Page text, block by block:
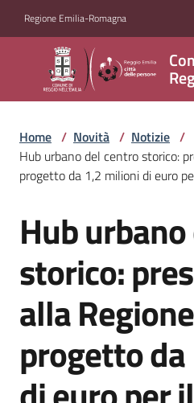
Regione Emilia-Romagna
di
Emilia
Servizi
Novità
Menu selezionato
Vivere
Reggio
Emilia
Home / Novità / Notizie /
Hub urbano del centro storico:
progetto da 1,2 milioni di euro
Salta al contenuto
Hub
storico:
alla
progetto